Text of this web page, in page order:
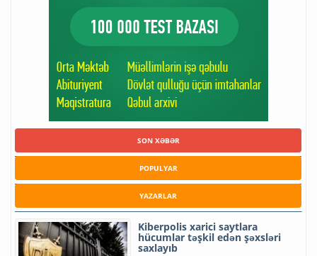
SON XƏBƏR
POPULYAR
YAZARLAR
Kiberpolis xarici saytlara
hücumlar təşkil edən şəxsləri
saxlayıb